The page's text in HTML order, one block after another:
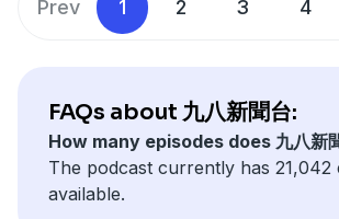
▍線上收聽： https://pse.is/R5W29
▍YouTube頻道：https://
▍Podcast：
https://news98radio.wixsite.com/
節目時間：週一至週五 7:00-9:00am
▍九八新聞台@大台北地區 FM98.1
▍官網：http://www.news98.com.tw
—— 以上為 KKBOX 與 Firstory Podcast
【98有聲書房】開張，訂閱收藏News98
https://apple.co/44KcuRo
—— 以上為 FMTaiwan 與 Firstory
【98有聲書房】開張，訂閱收藏News98
https://apple.co/44KcuRo
主持人：林口長庚醫院腦神經內科 吳禹利
Prev 1 2 3 4
FAQs about 九八新聞台:
How many episodes does 九八新
The podcast currently has 21,042
available.